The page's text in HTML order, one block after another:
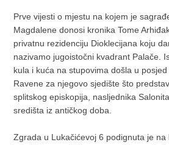
Prve vijesti o mjestu na kojem je
Magdalene donosi kronika Tome
privatnu rezidenciju Dioklecijana koju
nazivamo jugoistočni kvadrant Palače.
kula i kuća na stupovima došla u
Ravene za njegovo sjedište što
splitskog episkopija, nasljednika
središta iz antičkog doba.
Zgrada u Lukačićevoj 6 podignuta je